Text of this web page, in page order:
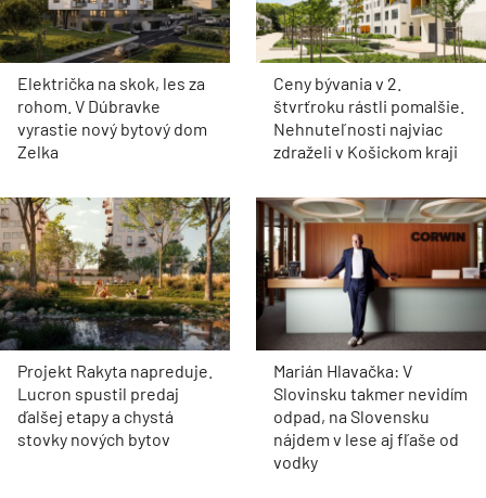
Električka na skok, les za
rohom. V Dúbravke
vyrastie nový bytový dom
Zelka
Ceny bývania v 2.
štvrťroku rástli pomalšie.
Nehnuteľnosti najviac
zdraželi v Košickom kraji
Projekt Rakyta napreduje.
Lucron spustil predaj
ďalšej etapy a chystá
stovky nových bytov
Marián Hlavačka: V
Slovinsku takmer nevidím
odpad, na Slovensku
nájdem v lese aj fľaše od
vodky